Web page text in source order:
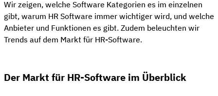
Wir zeigen, welche Software Kategorien es im einzelnen
gibt, warum HR Software immer wichtiger wird, und welche
Anbieter und Funktionen es gibt. Zudem beleuchten wir
Trends auf dem Markt für HR-Software.
Der Markt für HR-Software im Überblick